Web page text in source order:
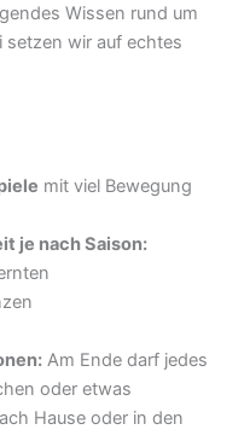
Wissen rund um
setzen wir auf echtes
mit viel Bewegung
je nach Saison:
Am Ende darf jedes
oder etwas
Hause oder in den